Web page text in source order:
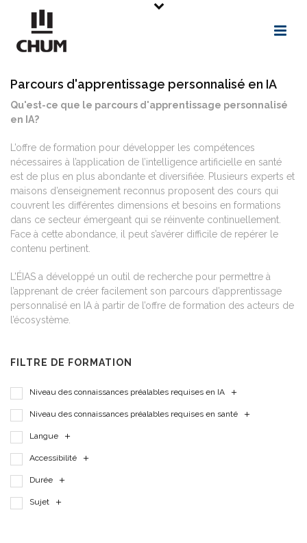
Parcours d'apprentissage personnalisé en IA
Qu'est-ce que le parcours d'apprentissage personnalisé
en IA?
L’offre de formation pour développer les compétences
nécessaires à l’application de l’intelligence artificielle en santé
est de plus en plus abondante et diversifiée. Plusieurs experts et
maisons d’enseignement reconnus proposent des cours qui
couvrent les différentes dimensions et besoins en formations
dans ce secteur émergeant qui se réinvente continuellement.
Face à cette abondance, il peut s’avérer difficile de repérer le
contenu pertinent.
L’ÉIAS a développé un outil de recherche pour permettre à
l’apprenant de créer facilement son parcours d’apprentissage
personnalisé en IA à partir de l’offre de formation des acteurs de
l’écosystème.
FILTRE DE FORMATION
Niveau des connaissances préalables requises en IA
Niveau des connaissances préalables requises en santé
Langue
Accessibilité
Durée
Sujet